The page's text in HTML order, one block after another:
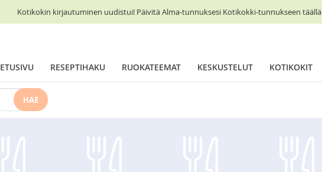
Kotikokin kirjautuminen uudistui! Päivitä Alma-tunnuksesi Kotikokki-tunnukseen täällä
ETUSIVU RESEPTIHAKU RUOKATEEMAT KESKUSTELUT KOTIKOKIT
HAE